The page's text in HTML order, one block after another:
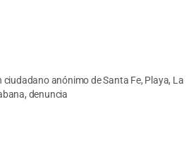
ciudadano anónimo de Santa Fe, Playa, La
denuncia